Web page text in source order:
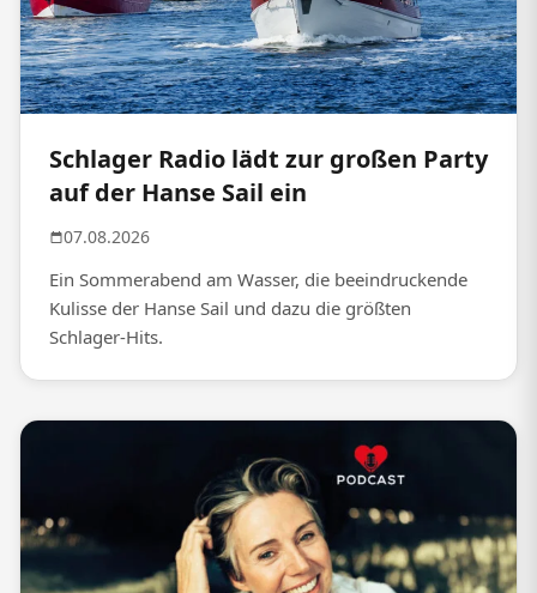
Schlager Radio lädt zur großen Party
auf der Hanse Sail ein
07.08.2026
Ein Sommerabend am Wasser, die beeindruckende
Kulisse der Hanse Sail und dazu die größten
Schlager-Hits.